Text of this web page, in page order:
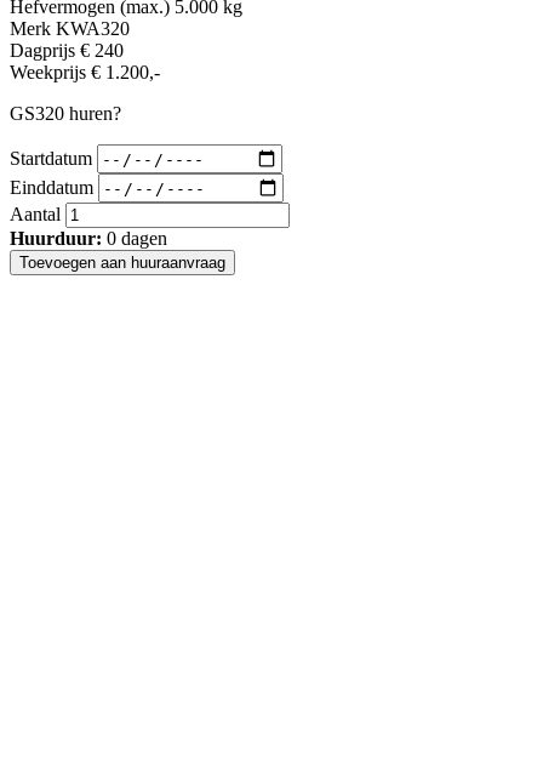
Hefvermogen (max.) 5.000 kg
Merk KWA320
Dagprijs € 240
Weekprijs € 1.200,-
GS320 huren?
Startdatum
Einddatum
Aantal
Huurduur: 0 dagen
Toevoegen aan huuraanvraag